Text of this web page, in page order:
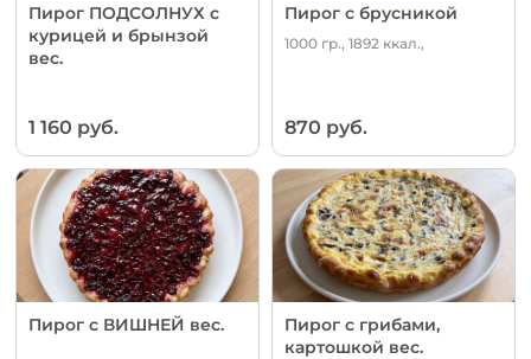
Пирог ПОДСОЛНУХ с
курицей и брынзой
вес.
1 160 руб.
Пирог с брусникой
1000 гр., 1892 ккал.,
870 руб.
Пирог с ВИШНЕЙ вес.
Пирог с грибами,
картошкой вес.